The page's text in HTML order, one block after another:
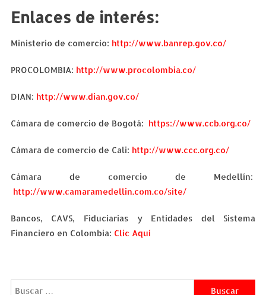
Enlaces de interés:
Ministerio de comercio: http://www.banrep.gov.co/
PROCOLOMBIA: http://www.procolombia.co/
DIAN: http://www.dian.gov.co/
Cámara de comercio de Bogotá: https://www.ccb.org.co/
Cámara de comercio de Cali: http://www.ccc.org.co/
Cámara de comercio de Medellín:
http://www.camaramedellin.com.co/site/
Bancos, CAVS, Fiduciarias y Entidades del Sistema
Financiero en Colombia: Clic Aquí
Buscar: